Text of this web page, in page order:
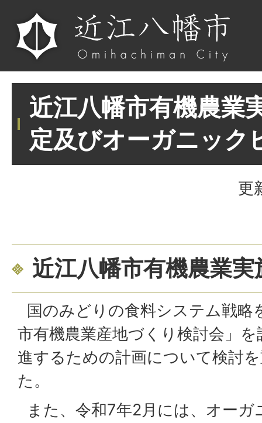
近江八幡市有機農業
定及びオーガニック
更
近江八幡市有機農業実
国のみどりの食料システム戦略
市有機農業産地づくり検討会」
進するための計画について検討
た。
また、令和7年2月には、オー